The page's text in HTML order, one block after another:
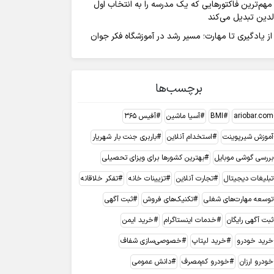
مهم‌ترین فاکتورهایی که یک مدرسه را به انتخاب اول
تبدیل می‌کند
از یادگیری تا مهارت؛ مسیر رشد در آموزشگاه فکر جوان
برچسب‌ها
ariobar.com
BMI آسیا ماشین
آفیس 365
آموزش شیرپوینت
استخدام آنلاین
باربری جنت بار شهریار
بررسی گوشی موبایل
بهترین کشورها برای ویزای تحصیلی
تبلیغات دیجیتال
تجارت آنلاین تزیینات خانه
تفکر خلاقانه
توسعه مهارت‌های شغلی
تکنیک‌های فروش
ثبت آگهی
ثبت آگهی رایگان
خدمات اینستاگرام
خرید ایمن
خرید خودرو
خرید لپتاپ
خصوصی‌سازی شفاف
خودرو ارزان
خودرو کم‌مصرف دانش عمومی